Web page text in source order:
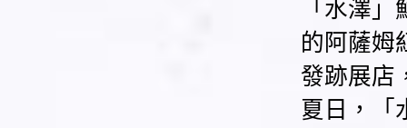
「水澤
的阿薩姆
發跡展店
夏日，「